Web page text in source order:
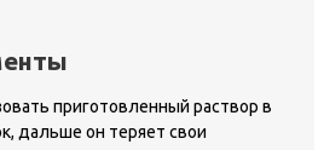
приготовленный раствор в
дальше он теряет свои